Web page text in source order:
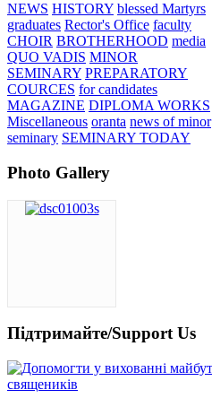
NEWS HISTORY blessed Martyrs
graduates Rector's Office faculty
CHOIR BROTHERHOOD media
QUO VADIS MINOR
SEMINARY PREPARATORY
COURCES for candidates
MAGAZINE DIPLOMA WORKS
Miscellaneous oranta news of minor
seminary SEMINARY TODAY
Photo Gallery
Підтримайте/Support Us